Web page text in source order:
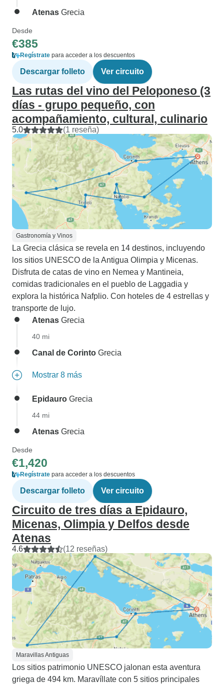
Atenas Grecia
Desde
€385
Regístrate para acceder a los descuentos
Descargar folleto Ver circuito
Las rutas del vino del Peloponeso (3
días - grupo pequeño, con
acompañamiento, cultural, culinario
5.0 (1 reseña)
Gastronomía y Vinos
La Grecia clásica se revela en 14 destinos, incluyendo
los sitios UNESCO de la Antigua Olimpia y Micenas.
Disfruta de catas de vino en Nemea y Mantineia,
comidas tradicionales en el pueblo de Laggadia y
explora la histórica Nafplio. Con hoteles de 4 estrellas y
transporte de lujo.
Atenas Grecia
40 mi
Canal de Corinto Grecia
Mostrar 8 más
Epidauro Grecia
44 mi
Atenas Grecia
Desde
€1,420
Regístrate para acceder a los descuentos
Descargar folleto Ver circuito
Circuito de tres días a Epidauro,
Micenas, Olimpia y Delfos desde
Atenas
4.6 (12 reseñas)
Maravillas Antiguas
Los sitios patrimonio UNESCO jalonan esta aventura
griega de 494 km. Maravíllate con 5 sitios principales